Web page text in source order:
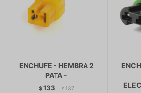
ENCHUFE - HEMBRA 2
PATA -
$133 $ 137